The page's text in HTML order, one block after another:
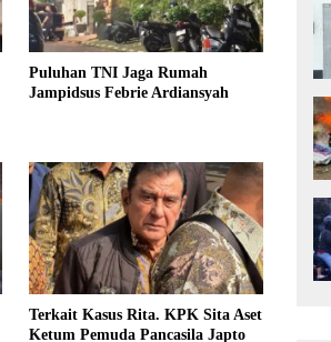
Puluhan TNI Jaga Rumah
Jampidsus Febrie Ardiansyah
Terkait Kasus Rita. KPK Sita Aset
Ketum Pemuda Pancasila Japto